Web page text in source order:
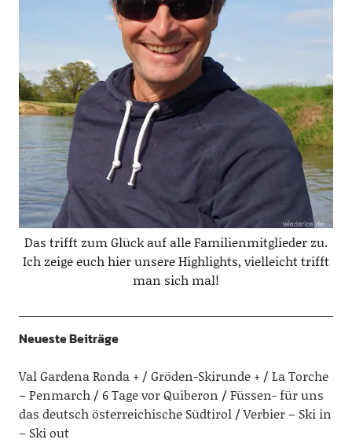
Das trifft zum Glück auf alle Familienmitglieder zu.
Ich zeige euch hier unsere Highlights, vielleicht trifft
man sich mal!
Neueste Beiträge
Val Gardena Ronda + / Gröden-Skirunde +
La Torche
– Penmarch
6 Tage vor Quiberon
Füssen- für uns
das deutsch österreichische Südtirol
Verbier – Ski in
– Ski out